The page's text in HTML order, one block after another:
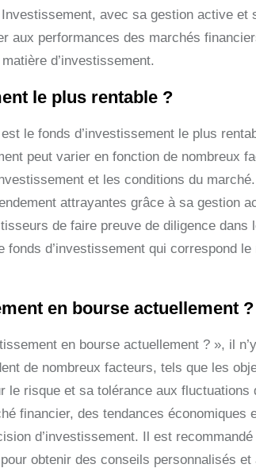
avec sa gestion active et
aux performances des marchés
d’investissement.
le plus rentable ?
le fonds d’investissement le plus
peut varier en fonction de nombreux
et les conditions du
attrayantes grâce à sa gestion
de faire preuve de diligence dans
d’investissement qui correspond
en bourse actuellement ?
en bourse actuellement ? », il
de nombreux facteurs, tels que les
le risque et sa tolérance aux
financier, des tendances économiques
d’investissement. Il est
obtenir des conseils personnalisés